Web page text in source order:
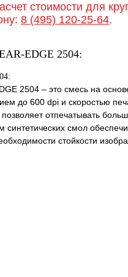
стоимости для
8 (495) 120-25-64.
EDGE 2504:
2504 – это смесь на
до 600 dpi и скоростью
отпечатывать
смол
стойкости